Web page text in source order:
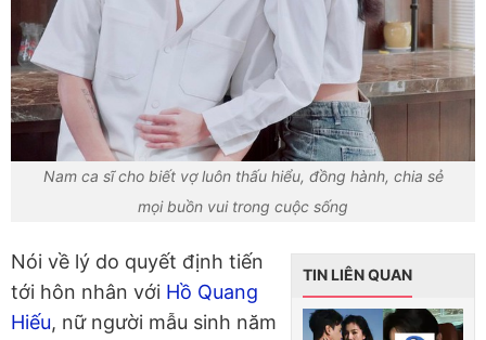
Nam ca sĩ cho biết vợ luôn thấu hiểu, đồng hành, chia sẻ
mọi buồn vui trong cuộc sống
TIN LIÊN QUAN
Nói về lý do quyết định tiến
tới hôn nhân với Hồ Quang
Hiếu, nữ người mẫu sinh năm